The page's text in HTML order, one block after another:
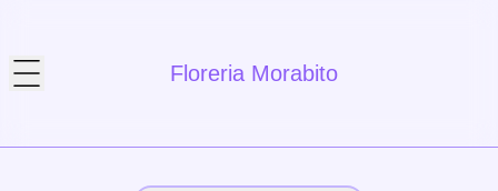
Floreria Morabito